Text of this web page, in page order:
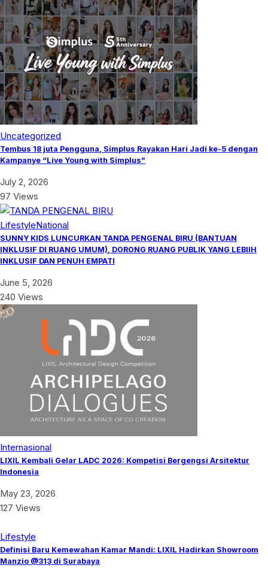
Uncategorized
Tembus 18 juta Pengguna, Simplus Rayakan Hari Jadi ke-5 dengan
Kampanye “Live Young with Simplus”
July 2, 2026
97 Views
LifestyleNational
SUNNY KIDS LUNCURKAN TANDA PENGENAL BIRU (BANTUAN
INKLUSIF DI RUANG UMUM), DORONG RUANG PUBLIK YANG LEBIIH
INKLUSIF DAN PENUH EMPATI
June 5, 2026
240 Views
Internasional
LIXIL Kembali Gelar LADC 2026: Kompetisi Bergengsi Arsitektur
Indonesia
May 23, 2026
127 Views
Lifestyle
Definisi Baru Kemewahan Kamar Mandi: LIXIL Hadirkan Showroom
Manzio @313 di Surabaya